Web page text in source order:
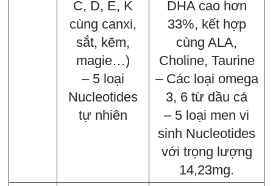
C, D, E, K
cùng canxi,
sắt, kẽm,
magie…)
– 5 loại
Nucleotides
tự nhiên
DHA cao hơn
33%, kết hợp
cùng ALA,
Choline, Taurine
– Các loại omega
3, 6 từ dầu cá
– 5 loại men vi
sinh Nucleotides
với trọng lượng
14,23mg.